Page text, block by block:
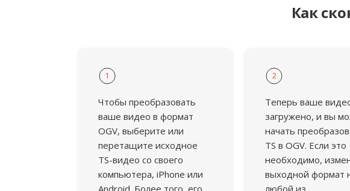
патентных ограничений является приоритетом.Как
1
Чтобы преобразовать
ваше видео в формат
OGV, выберите или
перетащите исходное
TS-видео со своего
компьютера, iPhone или
Android. Более того, его
2
Теперь ваше
загружено, и вы
начать
TS в OGV. Если это
необходимо,
выходной формат
любой из